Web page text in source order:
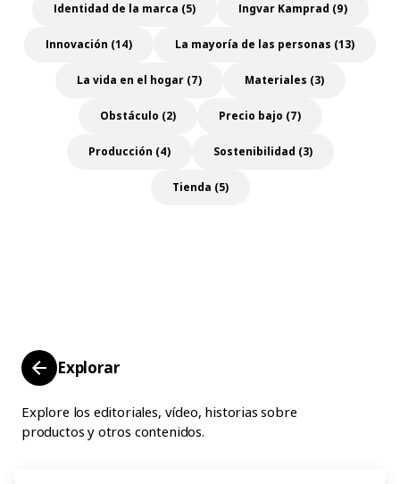
Identidad de la marca (5) Ingvar Kamprad (9)
Innovación (14) La mayoría de las personas (13)
La vida en el hogar (7) Materiales (3)
Obstáculo (2) Precio bajo (7)
Producción (4) Sostenibilidad (3)
Tienda (5)
Explorar
Explore los editoriales, vídeo, historias sobre
productos y otros contenidos.